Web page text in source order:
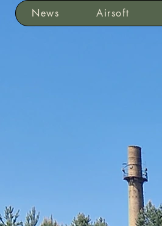
News Airsoft